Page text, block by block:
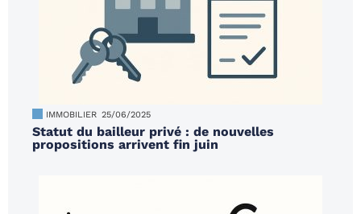
IMMOBILIER 25/06/2025
Statut du bailleur privé : de nouvelles
propositions arrivent fin juin